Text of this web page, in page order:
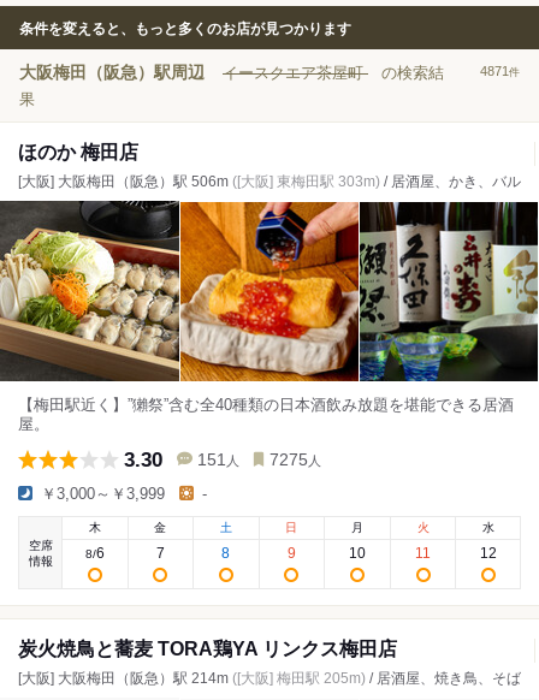
条件を変えると、もっと多くのお店が見つかります
大阪梅田（阪急）駅周辺 イースクエア茶屋町
の検索結
果
4871 件
ほのか 梅田店
[大阪] 大阪梅田（阪急）駅 506m ([大阪] 東梅田駅 303m) / 居酒屋、かき、バル
【梅田駅近く】”獺祭”含む全40種類の日本酒飲み放題を堪能できる居酒
屋。
3.30 151 人 7275 人
￥3,000～￥3,999 -
空席
情報
木
8/6
金
7
土
8
日
9
月
10
火
11
水
12
炭火焼鳥と蕎麦 TORA鶏YA リンクス梅田店
[大阪] 大阪梅田（阪急）駅 214m ([大阪] 梅田駅 205m) / 居酒屋、焼き鳥、そば